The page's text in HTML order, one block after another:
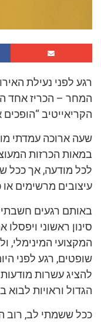
רגע לפני נעילת
המחר – הכריז אחד
הקריאייטיב “הופכים
שעה ארוכה עמדתי
במאות הכרזות
לכל מודעה, אך ככל
עיצובים מרשימים
באותם רגעים חשבתי
סינון ראשוני
המקצועי המינימלי,
שופטים, רגע לפני
להציג עשרות
הגדול וראויות לבוא
ככל ששמתי לב, רוב